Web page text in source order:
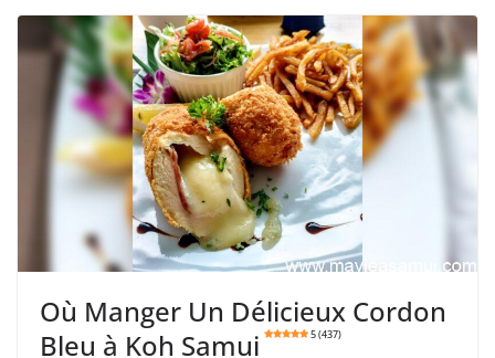
Où Manger Un Délicieux Cordon
Bleu à Koh Samui
5 (437)